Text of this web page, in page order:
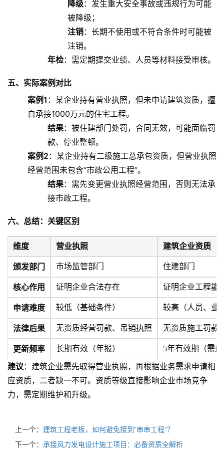
降级：发生重大安全事故或违规行为可能
被降级；
注销：长期不使用或不符合条件时可能被
注销。
年检：需定期提交业绩、人员等材料接受审核。
五、实际案例对比
案例1 ：某企业持有营业执照，但未申请建筑资质，擅
自承接1000万元的住宅工程。
结果：被住建部门处罚，合同无效，可能面临罚
款、停业整顿。
案例2 ：某企业持有二级施工总承包资质，但营业执照
经营范围未包含“市政公用工程”。
结果：需先变更营业执照经营范围，否则无法承
接市政工程。
六、总结：关键区别
维度 营业执照 建筑企业资质
颁发部门 市场监管部门 住建部门
核心作用 证明企业合法存在 证明企业工程能
申请难度 较低（基础条件） 较高（人员、业
法律后果 无资质经营罚款、吊销执照 无资质施工罚款
更新频率 长期有效（年报） 5年有效期（需
建议：建筑企业需先取得营业执照，再根据业务需求申请相
应资质，二者缺一不可。资质等级直接影响企业市场竞争
力，需定期维护和升级。
上一个： 建筑工程老板，如何避免接到“串串工程”？
下一个： 承接风力发电设计施工项目：必备资质全解析